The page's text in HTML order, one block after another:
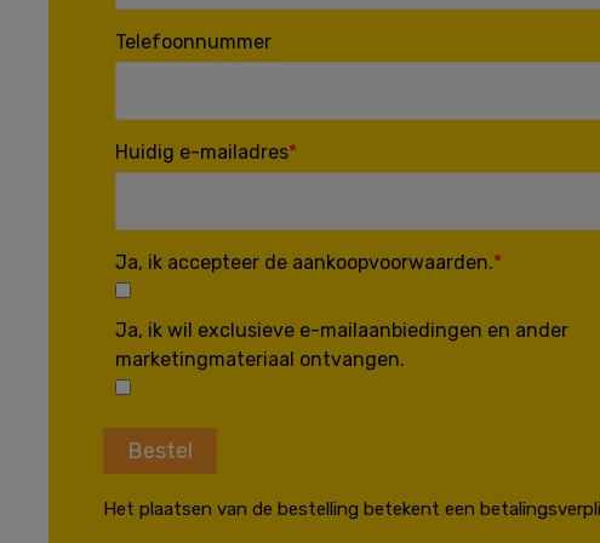
Telefoonnummer
Huidig e-mailadres
Ja, ik accepteer de aankoopvoorwaarden.
Ja, ik wil exclusieve e-mailaanbiedingen en ander
marketingmateriaal ontvangen.
Bestel
Het plaatsen van de bestelling betekent een